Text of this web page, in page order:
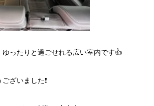
ったりと過ごせれる広い室内です👍
ざいました❗️